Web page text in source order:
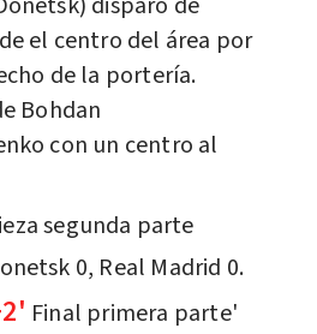
el centro del área por
de la portería.
Bohdan
con un centro al
segunda parte
0, Real Madrid 0.
Final primera parte'